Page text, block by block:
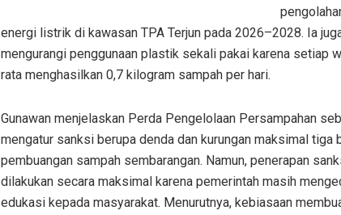
energi listrik di kawasan TPA Terjun pada 2026–2028. Ia
mengurangi penggunaan plastik sekali pakai karena setiap
rata menghasilkan 0,7 kilogram sampah per hari.
Gunawan menjelaskan Perda Pengelolaan Persampahan
mengatur sanksi berupa denda dan kurungan maksimal tiga
pembuangan sampah sembarangan. Namun, penerapan
dilakukan secara maksimal karena pemerintah masih
edukasi kepada masyarakat. Menurutnya, kebiasaan